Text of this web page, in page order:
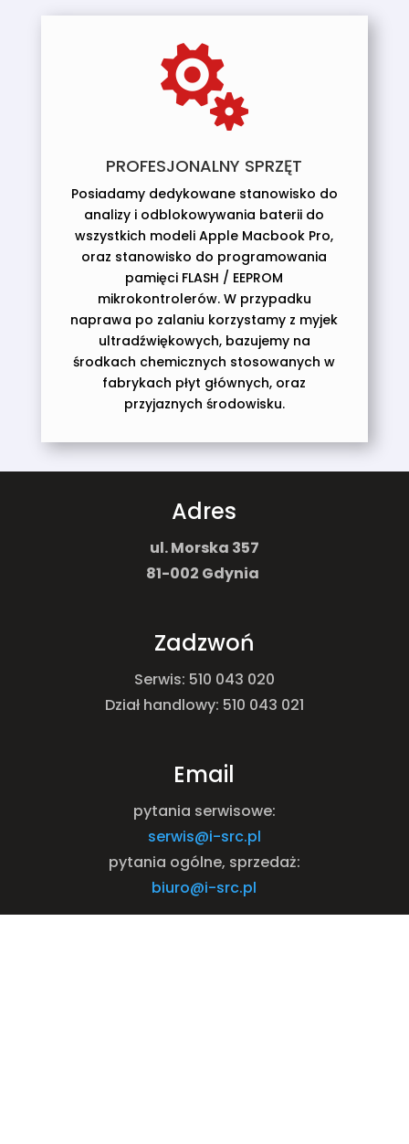

PROFESJONALNY SPRZĘT
Posiadamy dedykowane stanowisko do
analizy i odblokowywania baterii do
wszystkich modeli Apple Macbook Pro,
oraz stanowisko do programowania
pamięci FLASH / EEPROM
mikrokontrolerów. W przypadku
naprawa po zalaniu korzystamy z myjek
ultradźwiękowych, bazujemy na
środkach chemicznych stosowanych w
fabrykach płyt głównych, oraz
przyjaznych środowisku.
Adres
ul.Morska 357
81-002 Gdynia
Zadzwoń
Serwis: 510 043 020
Dział handlowy: 510 043 021
Email
pytania serwisowe:
serwis@i-src.pl
pytania ogólne, sprzedaż:
biuro@i-src.pl